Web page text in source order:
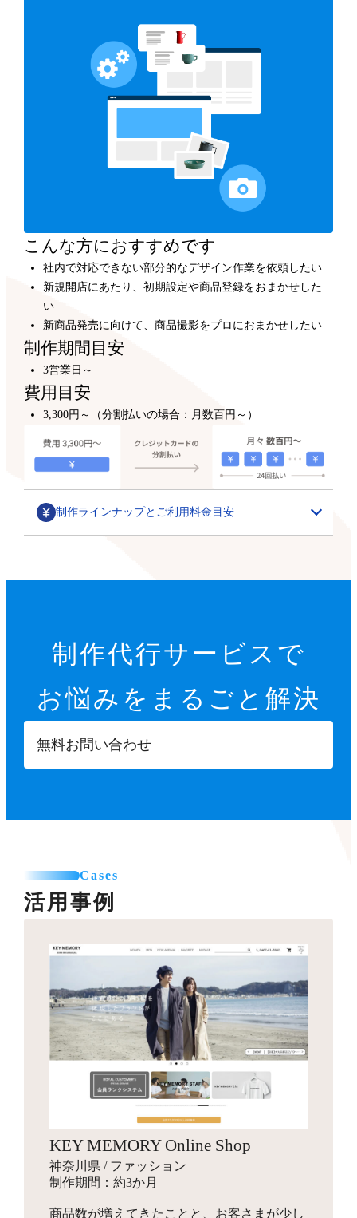
デザインフルカスタマイズ
800,000円～
オーナーさまのご要望に合わせて、ショップデザインを
フルカスタマイズします。
300,000円～
プロのデザイナーが、テンプレートをもとにショップデ
こんな方におすすめです
社内で対応できない部分的なデザイン作業を依頼したい
新規開店にあたり、初期設定や商品登録をおまかせした
い
新商品発売に向けて、商品撮影をプロにおまかせしたい
制作期間目安
3営業日～
費用目安
3,300円～（分割払いの場合：月数百円～）
制作ラインナップとご利用料金目安
カテゴリごとの商品一覧や、季節に合わせた期間限定の
特集ページ作成を行います。
サムネイル・スライダー作成
商品ページへ誘導するサムネイルや、商品ページ内に掲
て利用可能なパーツを制作します。
バナー作成
るための画像を制作します。
ロゴ作成
お見積り
会社名やサービス、商品に使用するロゴマークをデザイ
10,000円～
検索エンジン対策ワード入力
Search Consoleの設定
22,000円
【設定項目】
特定商取引法に基づく表示設定
配送方法入力
カテゴリー登録
お見積り
他カートサービスからの引っ越しを代行します。
独自ドメイン設定
16,500円～
ご希望のドメインに設定します。
お見積り
新規商品登録、引っ越しでの登録など、ご状況に合わせ
た商品設定代行を行います。
各8,000円～
ご要望に合わせて、部分的なデザインカスタマイズを行
※画像などの素材はオーナーさまにご用意いただきます
SNSエリア設置
送料一覧表テーブル作成
バナー作成・設置
その他
GTMタグ設定代行
Googleタグマネージャーのタグの設計や設置を行いま
す。
撮影代行
お見積り
プロのカメラマンが、商品・モデル・イメージ撮影を行
います。動画撮影にも対応可能です。指定のスタジオへ
す。
インフルエンサーギフティング
88,000円～
ショップの商品をインフルエンサーがSNSでPR投稿する
手配を行い、幅広いインプレッションの獲得を目指しま
パッケージデザイン
お見積り
商品のパッケージやロゴ画像、ブランディングデザイン
を行います。
制作代行サービスで
お悩みを まるごと解決
無料お問い合わせ
Cases
活用事例
KEY MEMORY Online Shop
神奈川県 / ファッション
制作期間：約3か月
商品数が増えてきたことと、お客さまが少し